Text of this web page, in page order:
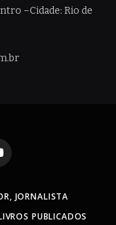
–Cidade: Rio de
JORNALISTA
PUBLICADOS